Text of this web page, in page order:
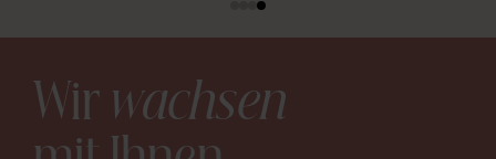
Wirwachsen